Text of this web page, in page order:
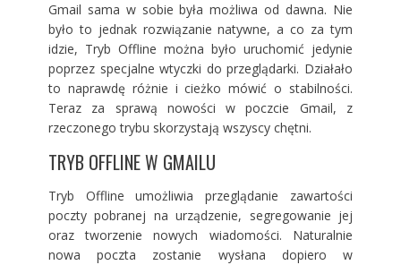
Gmail sama w sobie była możliwa od dawna. Nie
było to jednak rozwiązanie natywne, a co za tym
idzie, Tryb Offline można było uruchomić jedynie
poprzez specjalne wtyczki do przeglądarki. Działało
to naprawdę różnie i cieżko mówić o stabilności.
Teraz za sprawą nowości w poczcie Gmail, z
rzeczonego trybu skorzystają wszyscy chętni.
TRYB OFFLINE W GMAILU
Tryb Offline umożliwia przeglądanie zawartości
poczty pobranej na urządzenie, segregowanie jej
oraz tworzenie nowych wiadomości. Naturalnie
nowa poczta zostanie wysłana dopiero w